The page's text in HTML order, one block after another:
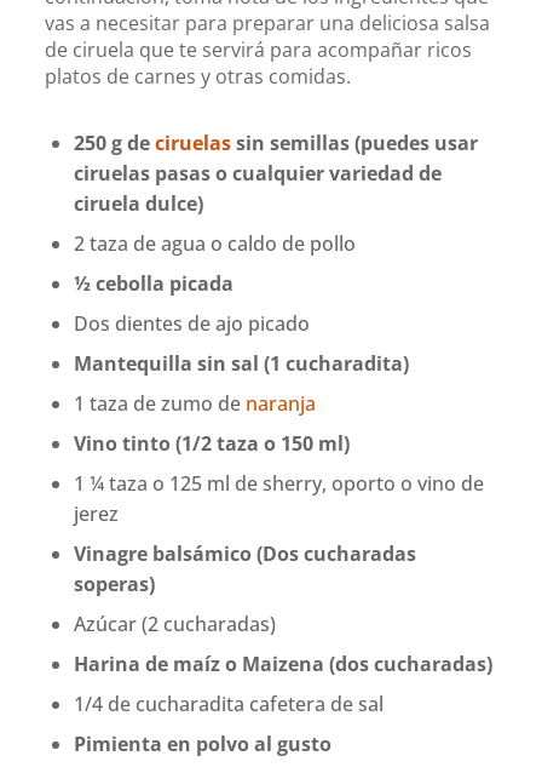
vas a necesitar para preparar una deliciosa salsa
de ciruela que te servirá para acompañar ricos
platos de carnes y otras comidas.
250 g deciruelassin semillas (puedes usar
ciruelas pasas o cualquier variedad de
ciruela dulce)
2 taza de agua o caldo de pollo
½ cebolla picada
Dos dientes de ajo picado
Mantequilla sin sal (1 cucharadita)
1 taza de zumo de naranja
Vino tinto (1/2 taza o 150 ml)
1 ¼ taza o 125 ml de sherry, oporto o vino de
jerez
Vinagre balsámico (Dos cucharadas
soperas)
Azúcar (2 cucharadas)
Harina de maíz o Maizena (dos cucharadas)
1/4 de cucharadita cafetera de sal
Pimienta en polvo al gusto